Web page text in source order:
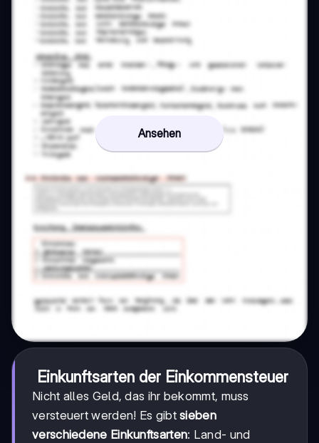
Ansehen
Einkunftsarten der Einkommensteuer
Nicht alles Geld, das ihr bekommt, muss
versteuert werden! Es gibtsieben
verschiedene Einkunftsarten: Land- und